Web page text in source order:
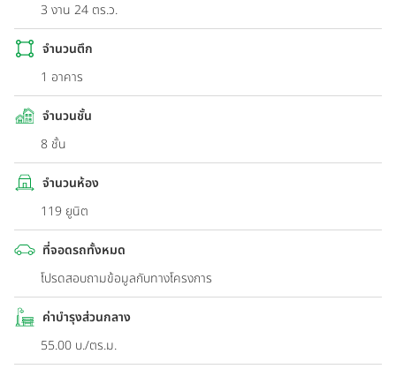
3 งาน 24 ตร.ว.
จำนวนตึก
1 อาคาร
จำนวนชั้น
8 ชั้น
จำนวนห้อง
119 ยูนิต
ที่จอดรถทั้งหมด
โปรดสอบถามข้อมูลกับทางโครงการ
ค่าบำรุงส่วนกลาง
55.00 บ./ตร.ม.